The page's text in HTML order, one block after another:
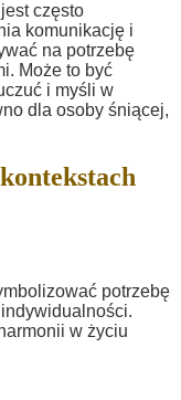
często
komunikację i
na potrzebę
Może to być
i myśli w
dla osoby śniącej,
potrzebę
w życiu